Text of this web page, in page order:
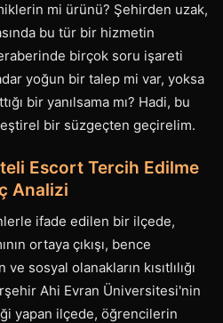
mi ürünü? Şehirden uzak,
bu tür bir hizmetin
birçok soru işareti
yoğun bir talep mi var, yoksa
bir yanılsama mı? Hadi, bu
bir süzgeçten geçirelim.
Escort Tercih Edilme
Analizi
ifade edilen bir ilçede,
ortaya çıkışı, bence
sosyal olanakların kısıtlılığı
Ahi Evran Üniversitesi'nin
yapan ilçede, öğrencilerin